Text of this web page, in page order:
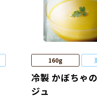
160g
冷製 かぼちゃ
ジュ